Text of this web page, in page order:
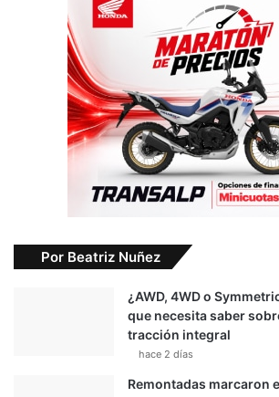
Por Beatriz Nuñez
¿AWD, 4WD o
que necesita saber
tracción integral
hace 2 días
Remontadas marcaron